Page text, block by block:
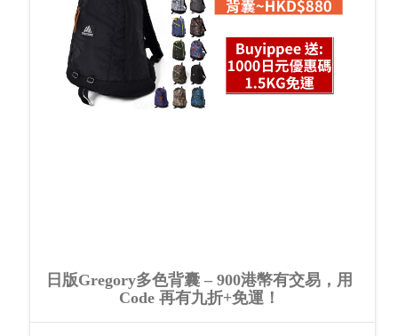
日版Gregory多色背囊 – 900港幣有交易，用
Code 再有九折+免運！